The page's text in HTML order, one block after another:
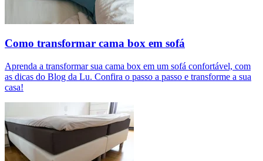
Como transformar cama box em sofá
Aprenda a transformar sua cama box em um sofá confortável, com
as dicas do Blog da Lu. Confira o passo a passo e transforme a sua
casa!